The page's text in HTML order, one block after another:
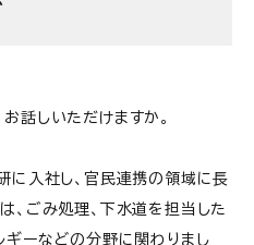
話しいただけますか。
入社し、官民連携の領域に長
、ごみ処理、下水道を担当した
ギーなどの分野に関わりまし